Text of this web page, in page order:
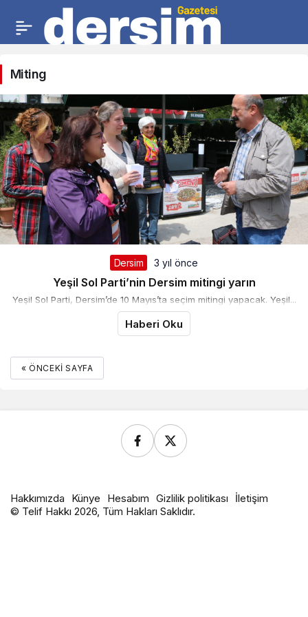
Miting
Dersim 3 yıl önce
Yeşil Sol Parti’nin Dersim mitingi yarın
Yeşil Sol Parti, Dersim’de 10 Mayıs’ta seçim mitingi yapacak. Yeşil...
Haberi Oku
« ÖNCEKI SAYFA
Hakkımızda Künye Hesabım Gizlilik politikası
İletişim
© Telif Hakkı 2026, Tüm Hakları Saklıdır.